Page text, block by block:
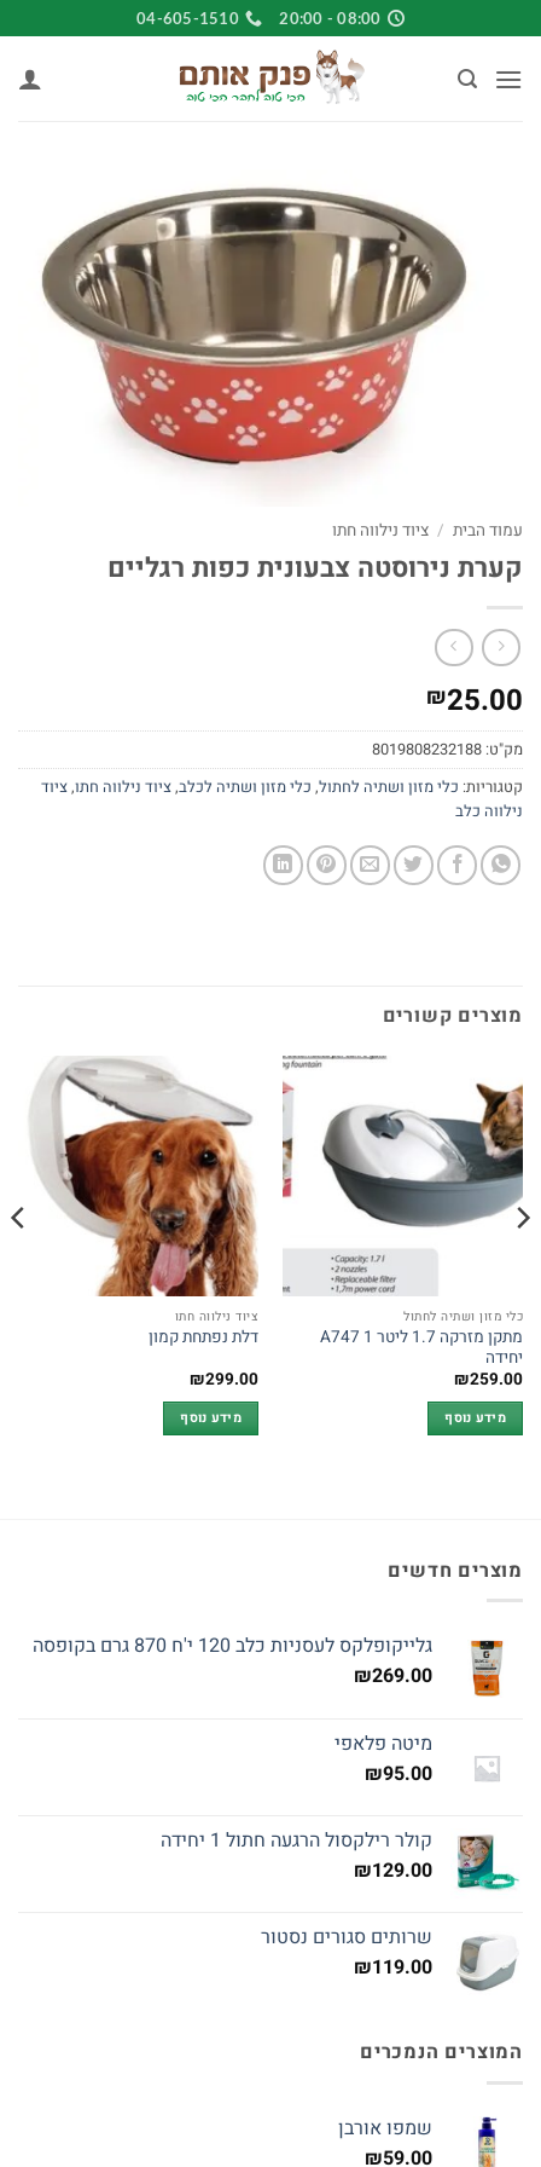
to
content
08:00 - 20:00
04-605-1510
עמוד הבית / ציוד נילווה חתו
קערת נירוסטה צבעונית כפות רגליים
₪25.00
מק"ט: 8019808232188
קטגוריות: כלי מזון ושתיה לחתול, כלי מזון ושתיה לכלב,ציוד נילווה חתו,ציוד
נילווה כלב
מוצרים קשורים
כלי מזון ושתיה לחתול
מתקן מזרקה 1.7 ליטר A747 1
יחידה
₪259.00
מידע נוסף
ציוד נילווה חתו
דלת נפתחת קמון
₪299.00
מידע נוסף
מוצרים חדשים
גלייקופלקס לעסניות כלב 120 י'ח 870 גרם בקופסה
₪269.00
מיטה פלאפי
₪95.00
קולר רילקסול הרגעה חתול 1 יחידה
₪129.00
שרותים סגורים נסטור
₪119.00
המוצרים הנמכרים
שמפו אורבן
₪59.00